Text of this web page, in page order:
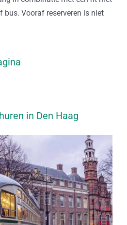
bus. Vooraf reserveren is niet
in Den Haag